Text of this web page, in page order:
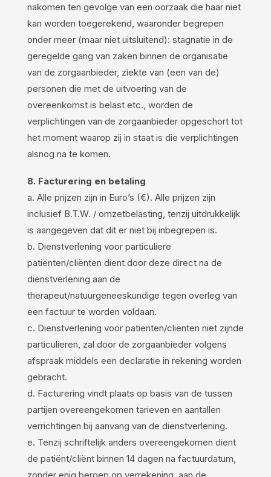
nakomen ten gevolge van een oorzaak die haar niet
kan worden toegerekend, waaronder begrepen
onder meer (maar niet uitsluitend): stagnatie in de
geregelde gang van zaken binnen de organisatie
van de zorgaanbieder, ziekte van (een van de)
personen die met de uitvoering van de
overeenkomst is belast etc., worden de
verplichtingen van de zorgaanbieder opgeschort tot
het moment waarop zij in staat is die verplichtingen
alsnog na te komen.
8. Facturering en betaling
a. Alle prijzen zijn in Euro’s (€). Alle prijzen zijn
inclusief B.T.W. / omzetbelasting, tenzij uitdrukkelijk
is aangegeven dat dit er niet bij inbegrepen is.
b. Dienstverlening voor particuliere
patiënten/cliënten dient door deze direct na de
dienstverlening aan de
therapeut/natuurgeneeskundige tegen overleg van
een factuur te worden voldaan.
c. Dienstverlening voor patiënten/cliënten niet zijnde
particulieren, zal door de zorgaanbieder volgens
afspraak middels een declaratie in rekening worden
gebracht.
d. Facturering vindt plaats op basis van de tussen
partijen overeengekomen tarieven en aantallen
verrichtingen bij aanvang van de dienstverlening.
e. Tenzij schriftelijk anders overeengekomen dient
de patiënt/cliënt binnen 14 dagen na factuurdatum,